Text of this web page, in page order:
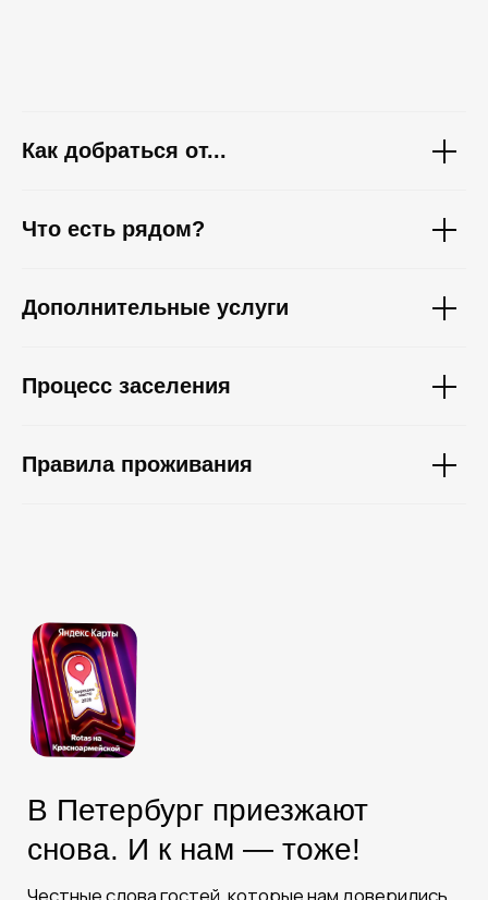
Как добраться от...
Что есть рядом?
Дополнительные услуги
Процесс заселения
Правила проживания
Бронируйте